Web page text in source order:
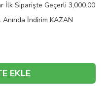
İlk Siparişte Geçerli 3,000.00
İndirim KAZAN
EKLE